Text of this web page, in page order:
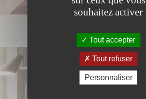
souhaitez activer
Tout accepter
Tout refuser
Personnaliser